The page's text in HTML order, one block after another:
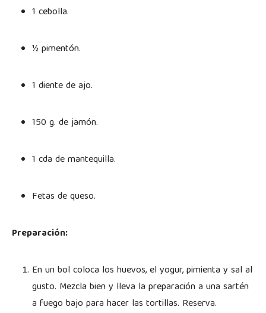
1 cebolla.
½ pimentón.
1 diente de ajo.
150 g. de jamón.
1 cda de mantequilla.
Fetas de queso.
Preparación:
En un bol coloca los huevos, el yogur, pimienta y sal al
gusto. Mezcla bien y lleva la preparación a una sartén
a fuego bajo para hacer las tortillas. Reserva.